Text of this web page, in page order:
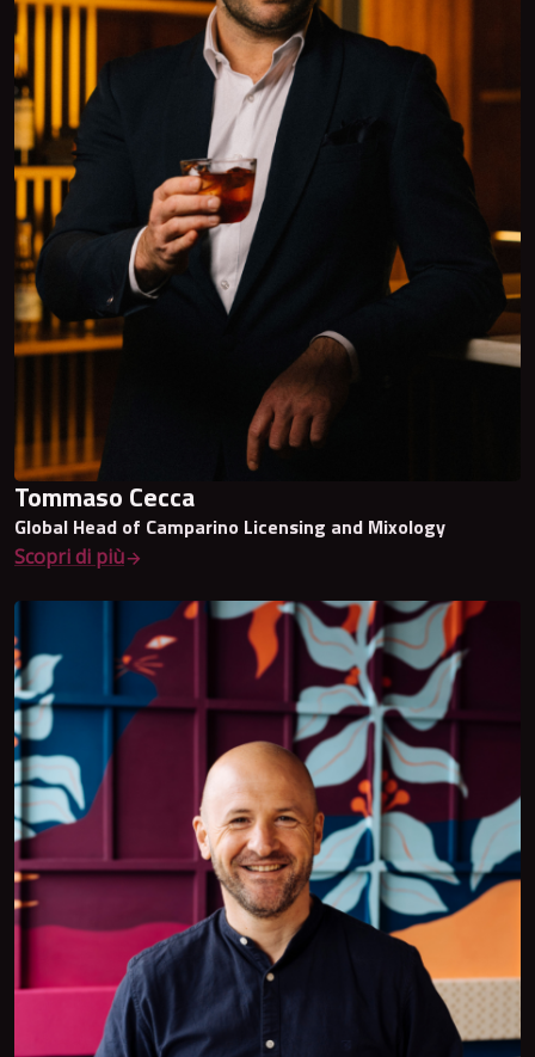
Tommaso Cecca
Global Head of Camparino Licensing and Mixology
Scopri di più